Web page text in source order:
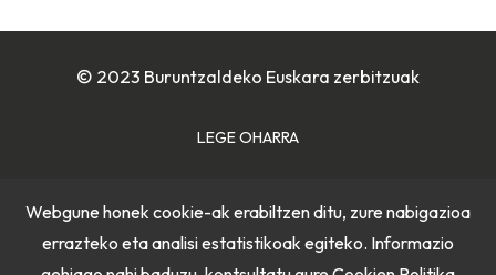
© 2023 Buruntzaldeko Euskara zerbitzuak
LEGE OHARRA
PRIBATUTASUN POLITIKA
Webgune honek cookie-ak erabiltzen ditu, zure nabigazioa
errazteko eta analisi estatistikoak egiteko. Informazio